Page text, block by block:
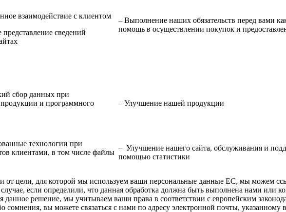
взаимодействие с клиентом
сведений
– Выполнение наших обязательств перед вами
помощь в осуществлении покупок и
сбор данных при
и программного
– Улучшение нашей продукции
технологии при
клиентами, в том числе файлы
– Улучшение нашего сайта, обслуживания и
помощью статистики
от цели, для которой мы используем ваши персональные данные ЕС, мы можем
если определили, что данная обработка должна быть выполнена нами или
решение, мы учитываем ваши права в соответствии с европейским
сомнения, вы можете связаться с нами по адресу электронной почты, указанному